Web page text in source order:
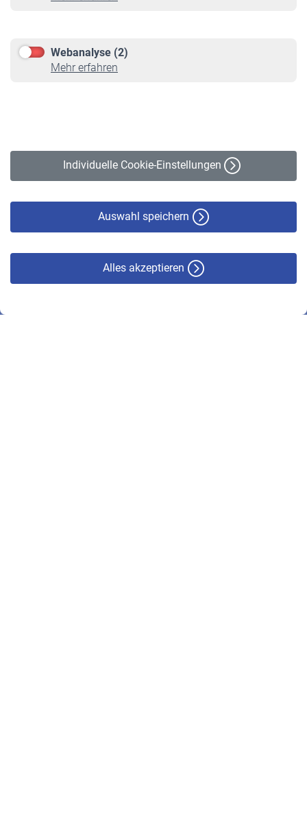
Webanalyse (2)
Mehr erfahren
Individuelle Cookie-Einstellungen
Auswahl speichern
Alles akzeptieren
Informationen
Online-Rechner
VBLnewsletter
Erklärung zur Barrierefreiheit
© VBL 2026